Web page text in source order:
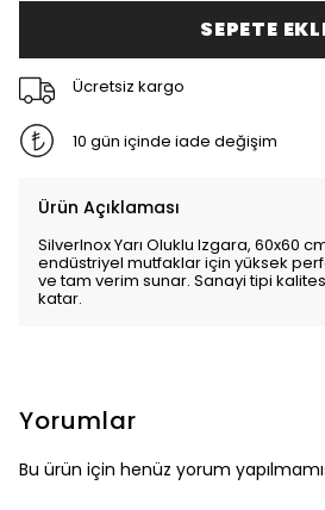
SEPETE
Ücretsiz kargo
10 gün içinde iade değişim
Ürün Açıklaması
SilverInox Yarı Oluklu Izgara, 60x60
endüstriyel mutfaklar için yüksek
ve tam verim sunar. Sanayi tipi
katar.
Yorumlar
Bu ürün için henüz yorum